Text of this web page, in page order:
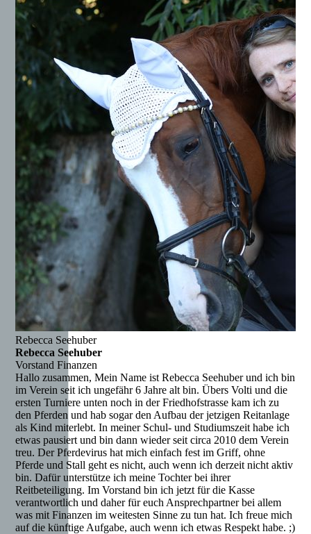
Rebecca Seehuber
Rebecca Seehuber
Vorstand Finanzen
Hallo zusammen, Mein Name ist Rebecca Seehuber und ich bin
im Verein seit ich ungefähr 6 Jahre alt bin. Übers Volti und die
ersten Turniere unten noch in der Friedhofstrasse kam ich zu
den Pferden und hab sogar den Aufbau der jetzigen Reitanlage
als Kind miterlebt. In meiner Schul- und Studiumszeit habe ich
etwas pausiert und bin dann wieder seit circa 2010 dem Verein
treu. Der Pferdevirus hat mich einfach fest im Griff, ohne
Pferde und Stall geht es nicht, auch wenn ich derzeit nicht aktiv
bin. Dafür unterstütze ich meine Tochter bei ihrer
Reitbeteiligung. Im Vorstand bin ich jetzt für die Kasse
verantwortlich und daher für euch Ansprechpartner bei allem
was mit Finanzen im weitesten Sinne zu tun hat. Ich freue mich
auf die künftige Aufgabe, auch wenn ich etwas Respekt habe. ;)